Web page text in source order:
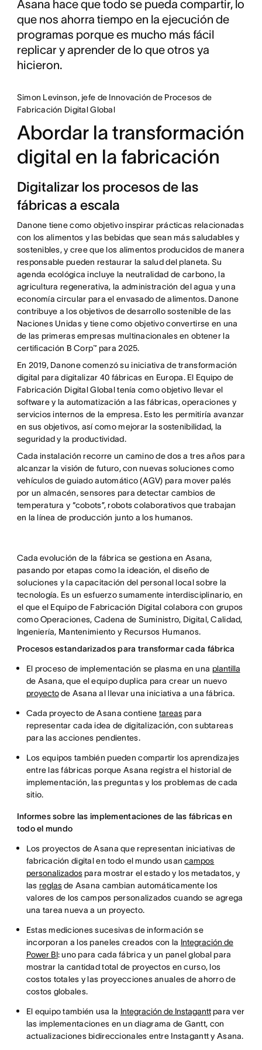
Asana hace que todo se pueda compartir, lo
que nos ahorra tiempo en la ejecución de
programas porque es mucho más fácil
replicar y aprender de lo que otros ya
hicieron.
Simon Levinson, jefe de Innovación de Procesos de
Fabricación Digital Global
Abordar la transformación
digital en la fabricación
Digitalizar los procesos de las
fábricas a escala
Danone tiene como objetivo inspirar prácticas relacionadas
con los alimentos y las bebidas que sean más saludables y
sostenibles, y cree que los alimentos producidos de manera
responsable pueden restaurar la salud del planeta. Su
agenda ecológica incluye la neutralidad de carbono, la
agricultura regenerativa, la administración del agua y una
economía circular para el envasado de alimentos. Danone
contribuye a los objetivos de desarrollo sostenible de las
Naciones Unidas y tiene como objetivo convertirse en una
de las primeras empresas multinacionales en obtener la
certificación B Corp™ para 2025.
En 2019, Danone comenzó su iniciativa de transformación
digital para digitalizar 40 fábricas en Europa. El Equipo de
Fabricación Digital Global tenía como objetivo llevar el
software y la automatización a las fábricas, operaciones y
servicios internos de la empresa. Esto les permitiría avanzar
en sus objetivos, así como mejorar la sostenibilidad, la
seguridad y la productividad.
Cada instalación recorre un camino de dos a tres años para
alcanzar la visión de futuro, con nuevas soluciones como
vehículos de guiado automático (AGV) para mover palés
por un almacén, sensores para detectar cambios de
temperatura y “cobots”, robots colaborativos que trabajan
en la línea de producción junto a los humanos.
Cada evolución de la fábrica se gestiona en Asana,
pasando por etapas como la ideación, el diseño de
soluciones y la capacitación del personal local sobre la
tecnología. Es un esfuerzo sumamente interdisciplinario, en
el que el Equipo de Fabricación Digital colabora con grupos
como Operaciones, Cadena de Suministro, Digital, Calidad,
Ingeniería, Mantenimiento y Recursos Humanos.
Procesos estandarizados para transformar cada fábrica
El proceso de implementación se plasma en una plantilla
de Asana, que el equipo duplica para crear un nuevo
proyectode Asana al llevar una iniciativa a una fábrica.
Cada proyecto de Asana contiene tareaspara
representar cada idea de digitalización, con subtareas
para las acciones pendientes.
Los equipos también pueden compartir los aprendizajes
entre las fábricas porque Asana registra el historial de
implementación, las preguntas y los problemas de cada
sitio.
Informes sobre las implementaciones de las fábricas en
todo el mundo
Los proyectos de Asana que representan iniciativas de
fabricación digital en todo el mundo usancampos
personalizadospara mostrar el estado y los metadatos, y
las reglasde Asana cambian automáticamente los
valores de los campos personalizados cuando se agrega
una tarea nueva a un proyecto.
Estas mediciones sucesivas de información se
incorporan a los paneles creados con la Integración de
Power BI: uno para cada fábrica y un panel global para
mostrar la cantidad total de proyectos en curso, los
costos totales y las proyecciones anuales de ahorro de
costos globales.
El equipo también usa la Integración de Instaganttpara ver
las implementaciones en un diagrama de Gantt, con
actualizaciones bidireccionales entre Instagantt y Asana.